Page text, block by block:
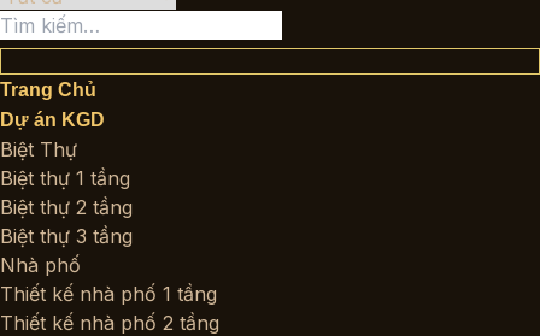
Tìm
kiếm:
Trang Chủ
Dự án KGD
Biệt Thự
Biệt thự 1 tầng
Biệt thự 2 tầng
Biệt thự 3 tầng
Nhà phố
Thiết kế nhà phố 1 tầng
Thiết kế nhà phố 2 tầng